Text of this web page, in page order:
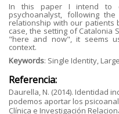
In this paper I intend to
psychoanalyst, following
relationship with our patients
case, the setting of Catalonia
"here and now", it seems
context.
Keywords: Single Identity,
Referencia:
Daurella, N. (2014). Identidad
podemos aportar los
Clínica e Investigación